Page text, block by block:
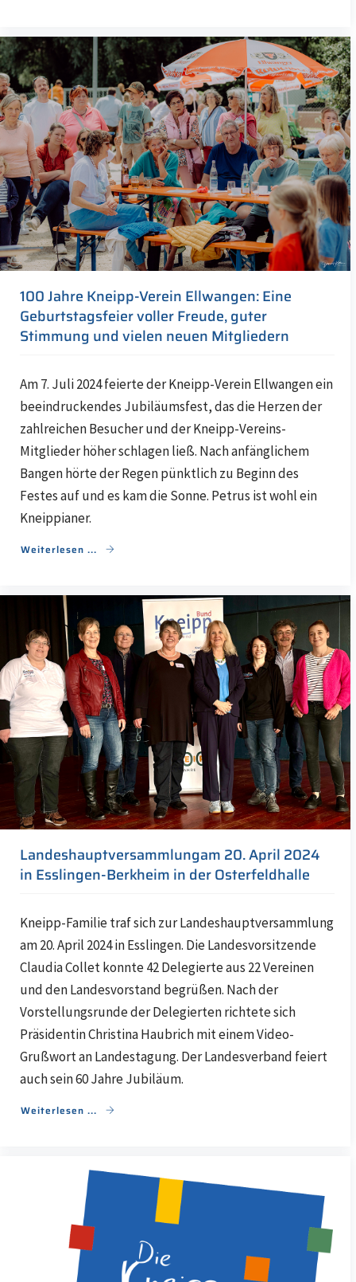
100 Jahre Kneipp-Verein Ellwangen: Eine
Geburtstagsfeier voller Freude, guter
Stimmung und vielen neuen Mitgliedern
Am 7. Juli 2024 feierte der Kneipp-Verein Ellwangen ein
beeindruckendes Jubiläumsfest, das die Herzen der
zahlreichen Besucher und der Kneipp-Vereins-
Mitglieder höher schlagen ließ. Nach anfänglichem
Bangen hörte der Regen pünktlich zu Beginn des
Festes auf und es kam die Sonne. Petrus ist wohl ein
Kneippianer.
Weiterlesen ...
Landeshauptversammlungam 20. April 2024
in Esslingen-Berkheim in der Osterfeldhalle
Kneipp-Familie traf sich zur Landeshauptversammlung
am 20. April 2024 in Esslingen. Die Landesvorsitzende
Claudia Collet konnte 42 Delegierte aus 22 Vereinen
und den Landesvorstand begrüßen. Nach der
Vorstellungsrunde der Delegierten richtete sich
Präsidentin Christina Haubrich mit einem Video-
Grußwort an Landestagung. Der Landesverband feiert
auch sein 60 Jahre Jubiläum.
Weiterlesen ...